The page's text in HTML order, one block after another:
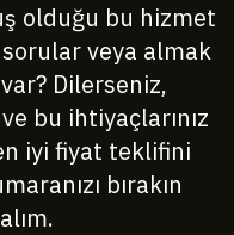
olduğu bu hizmet
sorular veya almak
Dilerseniz,
bu ihtiyaçlarınız
iyi fiyat teklifini
bırakın